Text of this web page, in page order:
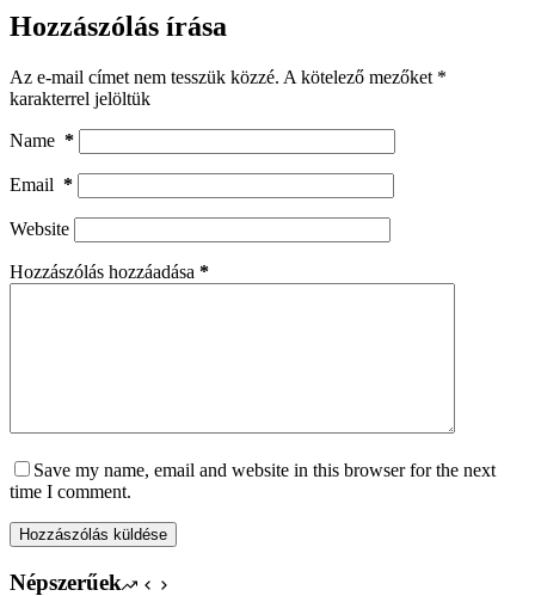
Hozzászólás írása
Az e-mail címet nem tesszük közzé. A kötelező mezőket *
karakterrel jelöltük
Name *
Email *
Website
Hozzászólás hozzáadása *
Save my name, email and website in this browser for the next
time I comment.
Hozzászólás küldése
Népszerűek